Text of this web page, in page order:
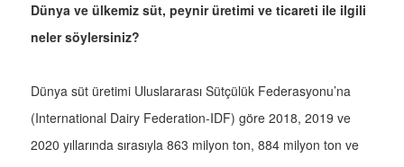
Dünya ve ülkemiz süt, peynir üretimi ve ticareti ile ilgili
neler söylersiniz?
Dünya süt üretimi Uluslararası Sütçülük Federasyonu’na
(International Dairy Federation-IDF) göre 2018, 2019 ve
2020 yıllarında sırasıyla 863 milyon ton, 884 milyon ton ve